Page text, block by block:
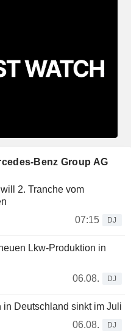
Benz Group AG
2. Tranche vom
07:15
DJ
Lkw-Produktion in
06.08.
DJ
Deutschland sinkt im Juli
06.08.
DJ